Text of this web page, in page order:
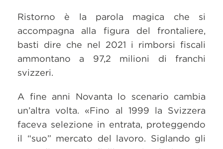
Ristorno è la parola magica che si
accompagna alla figura del frontaliere,
basti dire che nel 2021 i rimborsi fiscali
ammontano a 97,2 milioni di franchi
svizzeri.
A fine anni Novanta lo scenario cambia
un’altra volta. «Fino al 1999 la Svizzera
faceva selezione in entrata, proteggendo
il “suo” mercato del lavoro. Siglando gli